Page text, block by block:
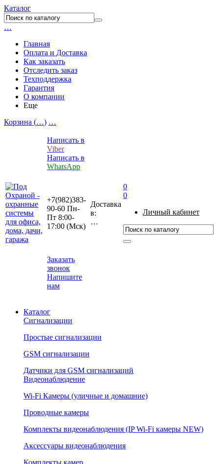
Каталог
…
Главная
Оплата и Доставка
Как заказать
Отследить заказ
Техподдержка
Гарантия
О компании
Еще
Корзина (…) …
Написать в
Viber
Написать в
WhatsApp
+7(982)383-
90-60 Пн-
Пт 8:00-
17:00 (Мcк)
Заказать
звонок
Напишите
нам
Доставка
в:
…
0
0
Личный кабинет
Каталог
Сигнализации
Простые сигнализации
GSM сигнализации
Датчики для GSM сигнализаций
Видеонаблюдение
Wi-Fi Камеры (уличные и домашние)
Проводные камеры
Комплекты видеонаблюдения (IP Wi-Fi камеры NEW)
Аксессуары видеонаблюдения
Комплекты камер